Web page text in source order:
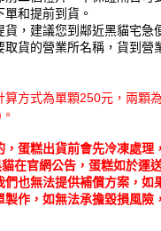
和提前到貨。
，建議您到鄰近黑貓宅急
貨的營業所名稱，貨到營
方式為單顆250元，兩顆
蛋糕出貨前會先冷凍處理
在官網公告，蛋糕如於運
們也無法提供補償方案，如
作，如無法承擔毀損風險